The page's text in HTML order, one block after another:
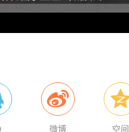
V
i
微博 空间